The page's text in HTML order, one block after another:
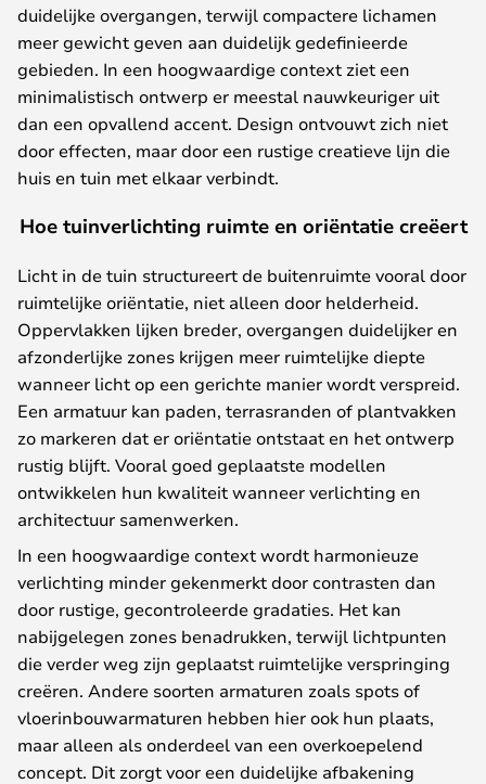
duidelijke overgangen, terwijl compactere lichamen
meer gewicht geven aan duidelijk gedefinieerde
gebieden. In een hoogwaardige context ziet een
minimalistisch ontwerp er meestal nauwkeuriger uit
dan een opvallend accent. Design ontvouwt zich niet
door effecten, maar door een rustige creatieve lijn die
huis en tuin met elkaar verbindt.
Hoe tuinverlichting ruimte en oriëntatie creëert
Licht in de tuin structureert de buitenruimte vooral door
ruimtelijke oriëntatie, niet alleen door helderheid.
Oppervlakken lijken breder, overgangen duidelijker en
afzonderlijke zones krijgen meer ruimtelijke diepte
wanneer licht op een gerichte manier wordt verspreid.
Een armatuur kan paden, terrasranden of plantvakken
zo markeren dat er oriëntatie ontstaat en het ontwerp
rustig blijft. Vooral goed geplaatste modellen
ontwikkelen hun kwaliteit wanneer verlichting en
architectuur samenwerken.
In een hoogwaardige context wordt harmonieuze
verlichting minder gekenmerkt door contrasten dan
door rustige, gecontroleerde gradaties. Het kan
nabijgelegen zones benadrukken, terwijl lichtpunten
die verder weg zijn geplaatst ruimtelijke verspringing
creëren. Andere soorten armaturen zoals spots of
vloerinbouwarmaturen hebben hier ook hun plaats,
maar alleen als onderdeel van een overkoepelend
concept. Dit zorgt voor een duidelijke afbakening